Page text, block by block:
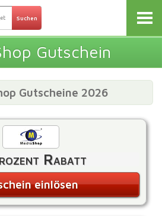
Gutschein
Gutscheine 2026
Rabatt
einlösen